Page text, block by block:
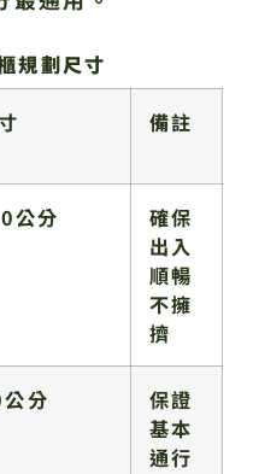
規劃尺寸
備註
公分
確保
出入
順暢
不擁
擠
分
保證
基本
通行